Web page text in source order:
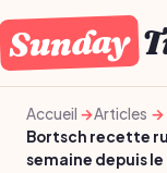
Sunday
Accueil
Articles
Bortsch recette
semaine depuis